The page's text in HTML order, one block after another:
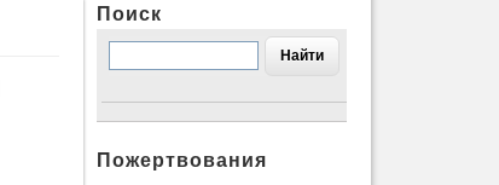
Поиск
Пожертвования